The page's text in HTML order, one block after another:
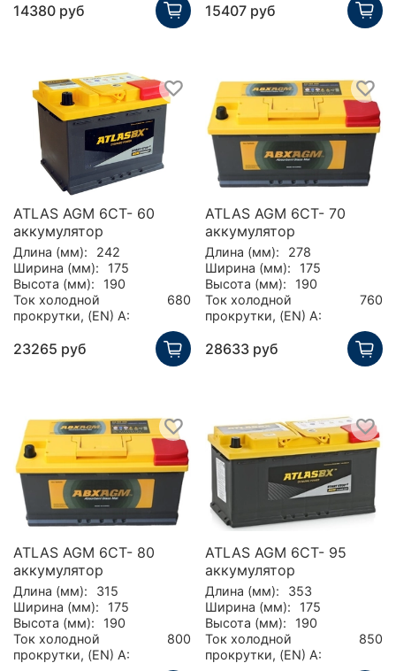
14380 руб 15407 руб
ATLAS AGM 6CT- 60
аккумулятор
Длина (мм):
242
Ширина (мм):
175
Высота (мм):
190
Ток холодной
прокрутки, (EN) А:
680
23265 руб
ATLAS AGM 6CT- 70
аккумулятор
Длина (мм):
278
Ширина (мм):
175
Высота (мм):
190
Ток холодной
прокрутки, (EN) А:
760
28633 руб
ATLAS AGM 6CT- 80
аккумулятор
Длина (мм):
315
Ширина (мм):
175
Высота (мм):
190
Ток холодной
прокрутки, (EN) А:
800
ATLAS AGM 6CT- 95
аккумулятор
Длина (мм):
353
Ширина (мм):
175
Высота (мм):
190
Ток холодной
прокрутки, (EN) А:
850